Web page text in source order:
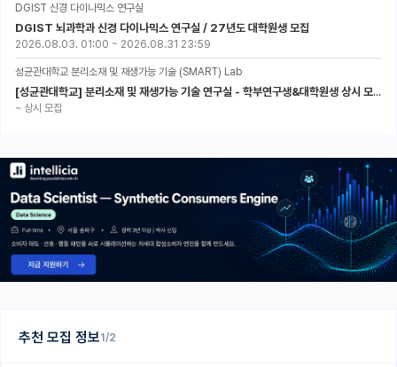
추천 모집 정보1/2
DGIST 신경 다이나믹스 연구실
DGIST 뇌과학과 신경 다이나믹스 연구실 / 27년도 대학원생 모집
2026.08.03. 01:00 ~ 2026.08.31 23:59
성균관대학교 분리소재 및 재생가능 기술 (SMART) Lab
[성균관대학교] 분리소재 및 재생가능 기술 연구실 - 학부연구생&대학원생 상시 모집 (미래에너지공학과)
~ 상시 모집